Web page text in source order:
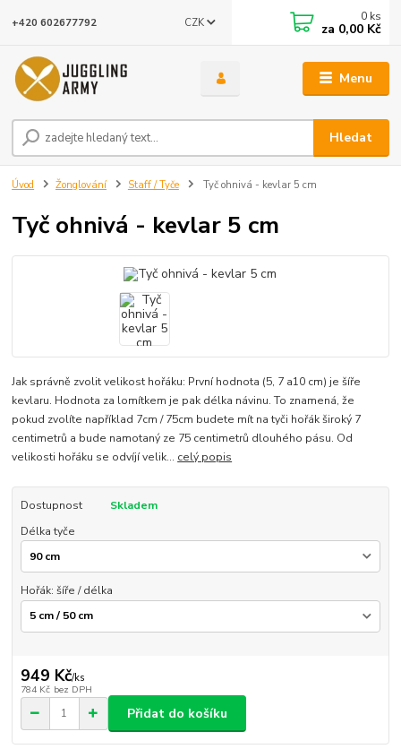
Menu
CZK
Hledat
+420 602677792 0 ks
za 0,00 Kč
Úvod Žonglování Staff / Tyče Tyč ohnivá - kevlar 5 cm
Tyč ohnivá - kevlar 5 cm
Jak správně zvolit velikost hořáku: První hodnota (5, 7 a10 cm) je šíře
kevlaru. Hodnota za lomítkem je pak délka návinu. To znamená, že
pokud zvolíte například 7cm / 75cm budete mít na tyči hořák široký 7
centimetrů a bude namotaný ze 75 centimetrů dlouhého pásu. Od
velikosti hořáku se odvíjí velik... celý popis
Dostupnost
Skladem
Délka tyče
Hořák: šíře / délka
949 Kč/ks
784 Kč bez DPH
Přidat do košíku